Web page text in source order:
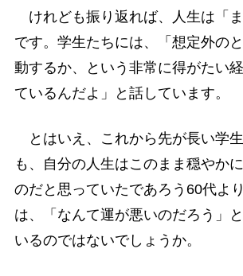
けれども振り返れば、人生は「
です。学生たちには、「想定外の
動するか、という非常に得がたい
ているんだよ」と話しています。
とはいえ、これから先が長い学
も、自分の人生はこのまま穏やか
のだと思っていたであろう60代よ
は、「なんて運が悪いのだろう」
いるのではないでしょうか。